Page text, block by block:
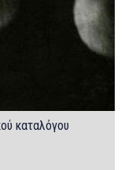
καταλόγου